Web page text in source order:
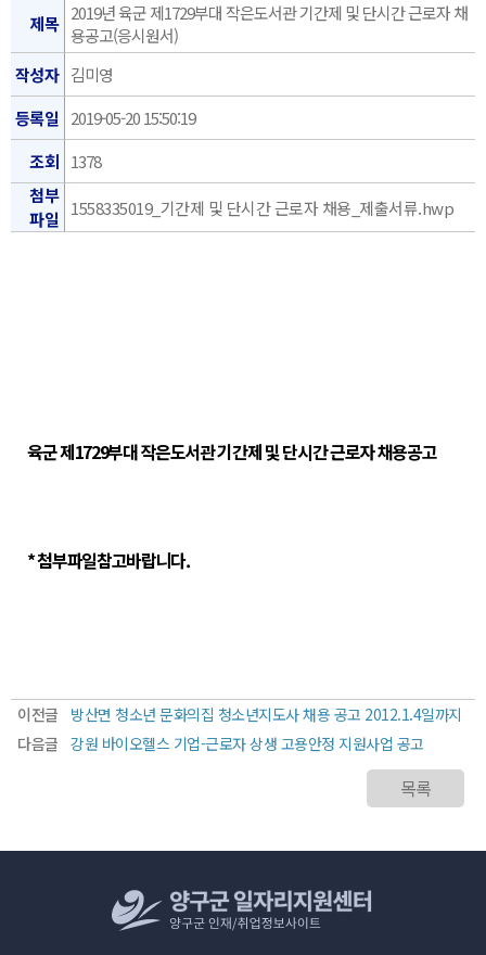
제목 2019년 육군 제1729부대 작은도서관 기간제 및 단시간 근로자 채
용공고(응시원서)
작성자 김미영
등록일
2019-05-20 15:50:19
조회 1378
첨부
파일
1558335019_기간제 및 단시간 근로자 채용_제출서류.hwp
육군 제1729부대 작은도서관 기간제 및 단시간 근로자 채용공고
* 첨부파일참고바랍니다.
이전글
방산면 청소년 문화의집 청소년지도사 채용 공고 2012.1.4일까지
다음글 강원 바이오헬스 기업-근로자 상생 고용안정 지원사업 공고
목록